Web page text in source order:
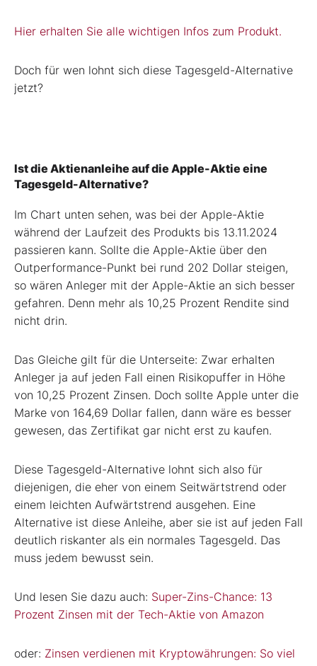
Hier erhalten Sie alle wichtigen Infos zum Produkt.
Doch für wen lohnt sich diese Tagesgeld-Alternative
jetzt?
Ist die Aktienanleihe auf die Apple-Aktie eine
Tagesgeld-Alternative?
Im Chart unten sehen, was bei der Apple-Aktie
während der Laufzeit des Produkts bis 13.11.2024
passieren kann. Sollte die Apple-Aktie über den
Outperformance-Punkt bei rund 202 Dollar steigen,
so wären Anleger mit der Apple-Aktie an sich besser
gefahren. Denn mehr als 10,25 Prozent Rendite sind
nicht drin.
Das Gleiche gilt für die Unterseite: Zwar erhalten
Anleger ja auf jeden Fall einen Risikopuffer in Höhe
von 10,25 Prozent Zinsen. Doch sollte Apple unter die
Marke von 164,69 Dollar fallen, dann wäre es besser
gewesen, das Zertifikat gar nicht erst zu kaufen.
Diese Tagesgeld-Alternative lohnt sich also für
diejenigen, die eher von einem Seitwärtstrend oder
einem leichten Aufwärtstrend ausgehen. Eine
Alternative ist diese Anleihe, aber sie ist auf jeden Fall
deutlich riskanter als ein normales Tagesgeld. Das
muss jedem bewusst sein.
Und lesen Sie dazu auch: Super-Zins-Chance: 13
Prozent Zinsen mit der Tech-Aktie von Amazon
oder: Zinsen verdienen mit Kryptowährungen: So viel